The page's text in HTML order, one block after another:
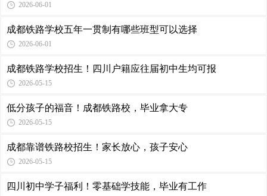
2026-06-01
成都铁路学校五年一贯制有哪些班型可以选择
2026-06-01
成都铁路学校招生！四川户籍应往届初中生均可报
2026-05-15
低分孩子的福音！成都铁路校，毕业拿大专
2026-05-15
成都靠谱铁路校招生！家长放心，孩子安心
2026-05-15
四川初中学子福利！零基础学技能，毕业有工作